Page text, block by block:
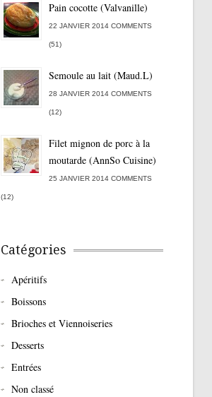
Pain cocotte (Valvanille)
22 JANVIER 2014 COMMENTS
(51)
Semoule au lait (Maud.L)
28 JANVIER 2014 COMMENTS
(12)
Filet mignon de porc à la
moutarde (AnnSo Cuisine)
25 JANVIER 2014 COMMENTS
(12)
Catégories
Apéritifs
Boissons
Brioches et Viennoiseries
Desserts
Entrées
Non classé